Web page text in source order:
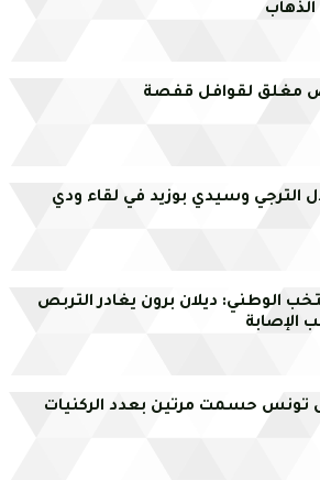
الذهاب
مغلق لقوافل قفصة
الترجي وسيدي بوزيد في لقاء ودي
الوطني: ديلان برون يغادر التربص
الإصابة
تونس حسمت مرتين بعدد الركنيات